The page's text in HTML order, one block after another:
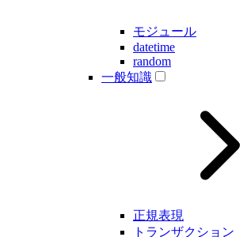
モジュール
datetime
random
一般知識
正規表現
トランザクション